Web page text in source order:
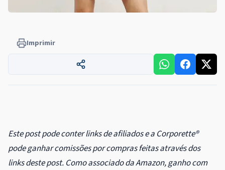
Imprimir
Este post pode conter links de afiliados e a Corporette®
pode ganhar comissões por compras feitas através dos
links deste post. Como associado da Amazon, ganho com